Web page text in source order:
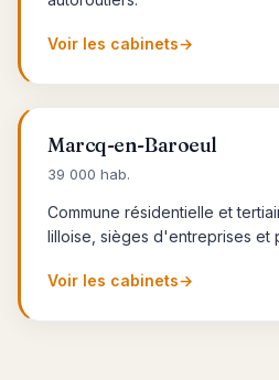
Voir les cabinets→
Marcq-en-Baroeul
39 000 hab.
Commune résidentielle et
lilloise, sièges d'entreprises et
Voir les cabinets→